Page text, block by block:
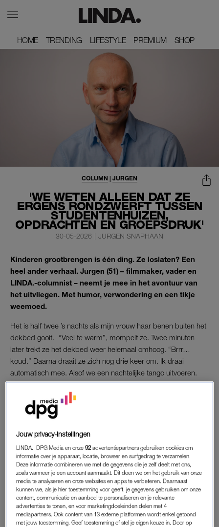
HOME
HOME TRENDING
TRENDING LIFESTYLE
LIFESTYLE PREMIUM
PREMIUM SHOP
SHOP
'WE WETEN ALLEEN DAT ZE
ERGENS RONDZWERFT TUSSEN
STUDENTENHUIZEN,
OPDRACHTEN EN GROEPSDRUK'
COLUMN | JURGEN
30-05-2026 | JURGEN SNAPHAAN
Kinderen grootbrengen is één ding. Ze loslaten? Een
heel ander verhaal. Jurgen (51) – filmmaker, vader en
LINDA.-columnist – neemt je mee in het avontuur van
het uitvliegen. Met humor, verwondering en een tikje
weemoed.
Het is half twee ’s nachts als mijn vrouw haar benen buiten het
dekbed gooit. “Veel te warm”, mompelt ze. Twee minuten
later trekt ze het dekbed weer helemaal omhoog. “Brrr…
koud.” Daarna draait ze zich nog drie keer om. Ik draai
automatisch mee. Alsof we een nachtelijke tango uitvoeren.
Zonder muziek. Zonder ritme. Maar wel synchroon. Slapen
lukt sowieso al dagen slecht. De overgang zorgt hier al een
poosje voor verrassingen in bed. Maar dat is niet het enige.
helemaal niet over de
wasmand, maar over iets veel
groters'
LEES OOK
Zoon vertrok gisteren naar Indonesië. Backpack op. Grote
glimlach mee. “Komt goed”, zei hij nog op Schiphol. Een
Jouw privacy-instellingen
LINDA., DPG Media en onze92 advertentiepartners gebruiken cookies om
informatie over je apparaat, locatie, browser en surfgedrag te verzamelen.
Deze informatie combineren we met de gegevens die je zelf deelt met ons,
zoals wanneer je een account aanmaakt. Dit doen we om het gebruik van onze
media te analyseren en onze websites en apps te verbeteren. Daarnaast
kunnen we, als je hier toestemming voor geeft, je gegevens gebruiken om onze
content, communicatie en aanbod te personaliseren en je relevante
advertenties te tonen, en voor marketingdoeleinden delen met 4
mediapartners. Ook content van 13 externe platformen wordt enkel getoond
met jouw toestemming. Geef toestemming of stel je eigen keuze in. Door op